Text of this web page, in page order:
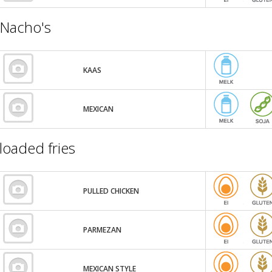
Nacho's
KAAS
MEXICAN
loaded fries
PULLED CHICKEN
PARMEZAN
MEXICAN STYLE